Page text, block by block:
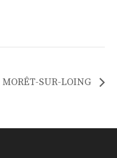
SUR-LOING